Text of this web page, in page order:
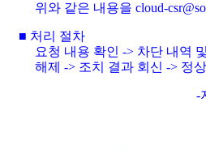
위와 같은 내용을 cloud-
■ 처리 절차
요청 내용 확인 -> 차단 내역
해제 -> 조치 결과 회신 -> 정
-